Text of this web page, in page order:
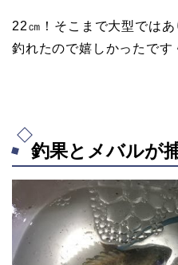
22㎝！そこまで大型では
釣れたので嬉しかったです
釣果とメバルが